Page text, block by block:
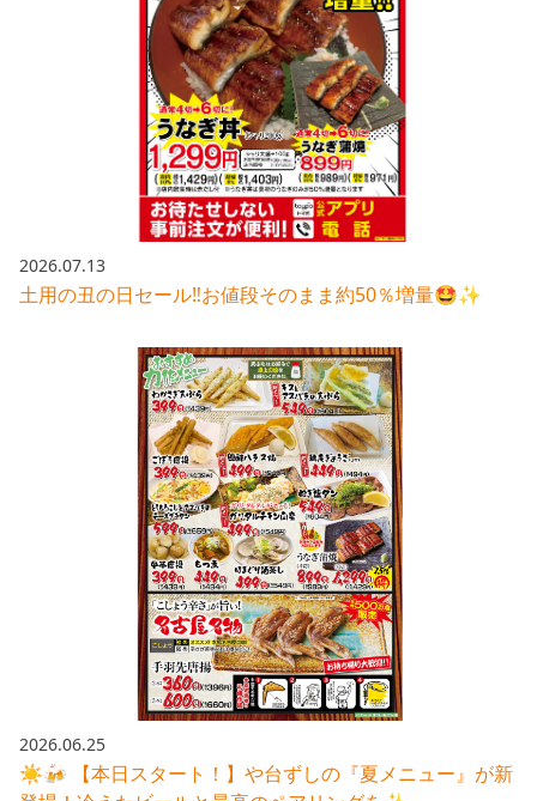
2026.07.13
土用の丑の日セール‼️お値段そのまま約50％増量🤩✨
2026.06.25
☀️🍻 【本日スタート！】や台ずしの『夏メニュー』が新